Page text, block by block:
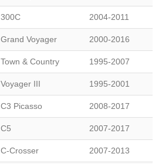
300C 2004-2011
Grand Voyager 2000-2016
Town & Country 1995-2007
Voyager III 1995-2001
C3 Picasso 2008-2017
C5 2007-2017
C-Crosser 2007-2013